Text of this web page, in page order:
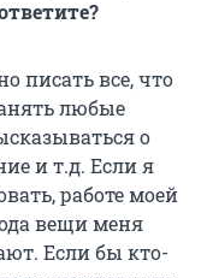
писать все, что
любые
о
и т.д. Если я
работе моей
вещи меня
Если бы кто-